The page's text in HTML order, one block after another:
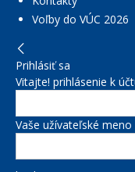
Voľby do VÚC 2026
Prihlásiť sa
Vitajte! prihlásenie k
Vaše užívateľské meno